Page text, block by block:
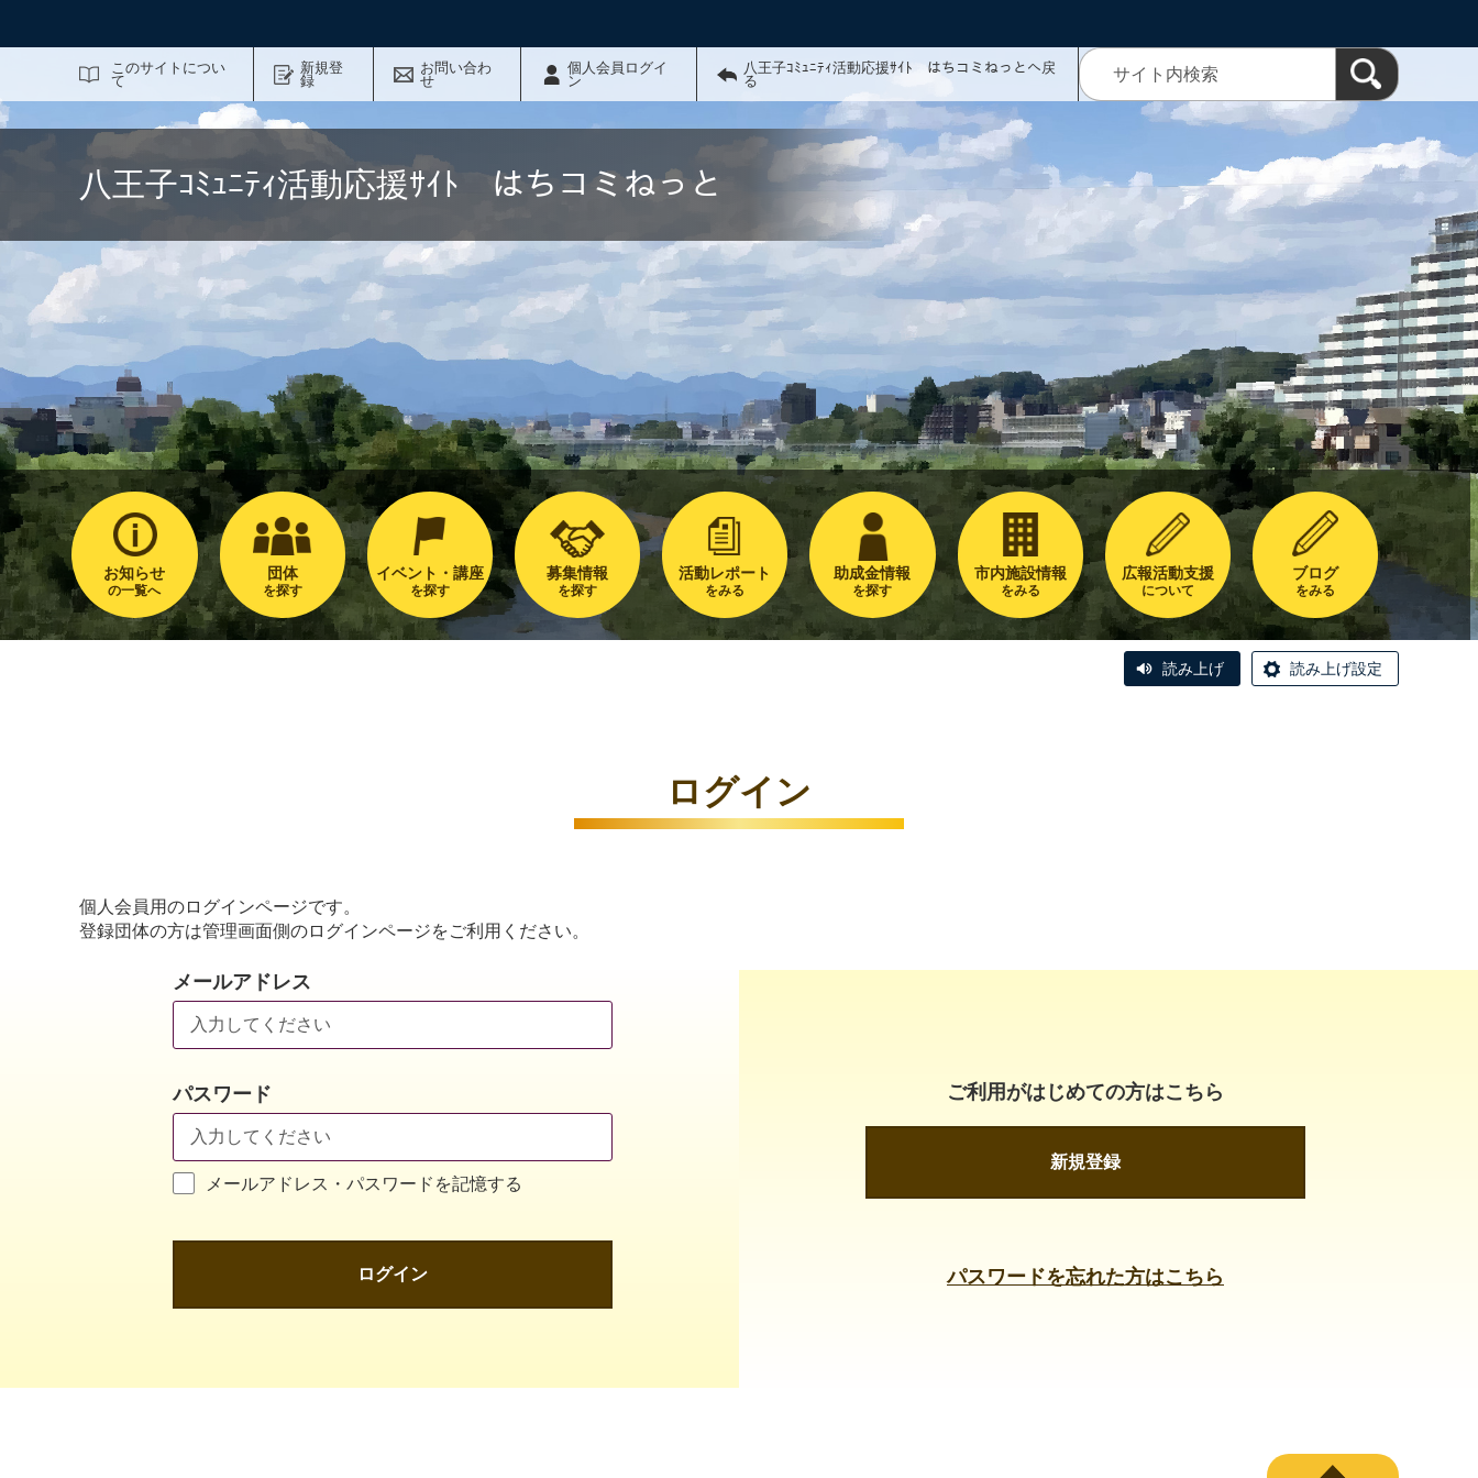
このサイトについ
て
新規登
録
お問い合わ
せ
個人会員ログイ
ン
八王子ｺﾐｭﾆﾃｨ活動応援ｻｲﾄ はちコミねっとへ戻
る
八王子ｺﾐｭﾆﾃｨ活動応援ｻｲﾄ はちコミねっと
お知らせ
の一覧へ
団体
を探す
イベント・講座
を探す
募集情報
を探す
活動レポート
をみる
助成金情報
を探す
市内施設情報
をみる
広報活動支援
について
ブログ
をみる
読み上げ 読み上げ設定
ログイン
個人会員用のログインページです。
登録団体の方は管理画面側のログインページをご利用ください。
メールアドレス
パスワード
メールアドレス・パスワードを記憶する
ログイン
ご利用がはじめての方はこちら
新規登録
パスワードを忘れた方はこちら